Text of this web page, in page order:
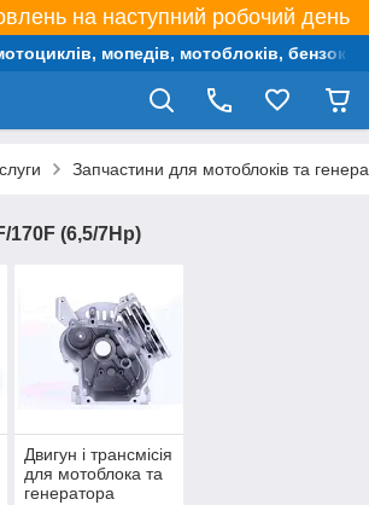
на наступний робочий день
мопедів, мотоблоків,
Запчастини для мотоблоків та
170F (6,5/7Hp)
Двигун і трансмісія
для мотоблока та
генератора